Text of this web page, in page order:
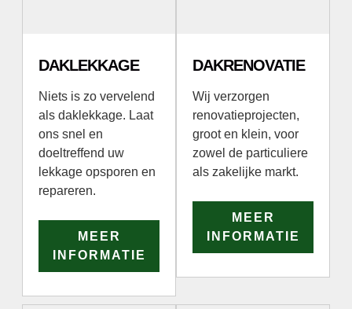
DAKLEKKAGE
Niets is zo vervelend
als daklekkage. Laat
ons snel en
doeltreffend uw
lekkage opsporen en
repareren.
MEER
INFORMATIE
DAKRENOVATIE
Wij verzorgen
renovatieprojecten,
groot en klein, voor
zowel de particuliere
als zakelijke markt.
MEER
INFORMATIE